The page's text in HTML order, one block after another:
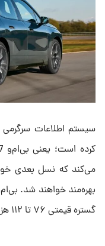
می‌کند که نسل بعدی
گستره قیمتی ۷۶ تا ۱۱۲ هزار دلار به دست مشتریان برساند.